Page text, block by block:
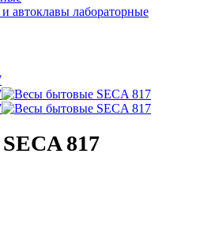
автоклавы лабораторные
817